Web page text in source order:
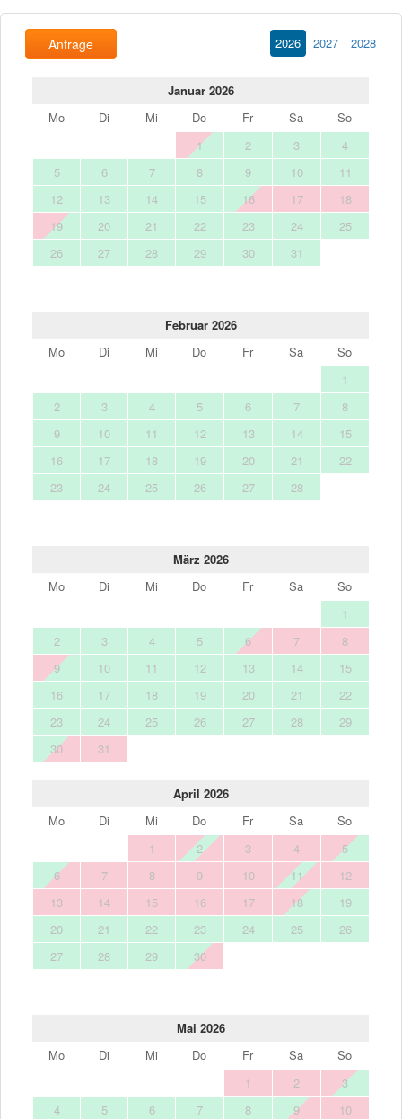
Anfrage 2026 2027 2028
Januar 2026
Mo
Di Mi Do Fr Sa
So
1
2 3
4
5
6 7 8 9 10
11
12
13 14 15 16 17
18
19
20 21 22 23 24
25
26
27 28 29 30 31
Februar 2026
Mo
Di Mi Do Fr Sa
So
1
2
3 4 5 6 7
8
9
10 11 12 13 14
15
16
17 18 19 20 21
22
23
24 25 26 27 28
März 2026
Mo
Di Mi Do Fr Sa
So
1
2
3 4 5 6 7
8
9
10 11 12 13 14
15
16
17 18 19 20 21
22
23
24 25 26 27 28
29
30
31
April 2026
Mo
Di Mi Do Fr Sa
So
1
2 3 4
5
6
7 8 9 10 11
12
13
14 15 16 17 18
19
20
21 22 23 24 25
26
27
28 29 30
Mai 2026
Mo
Di Mi Do Fr Sa
So
1
2
3
4
5 6 7 8 9
10